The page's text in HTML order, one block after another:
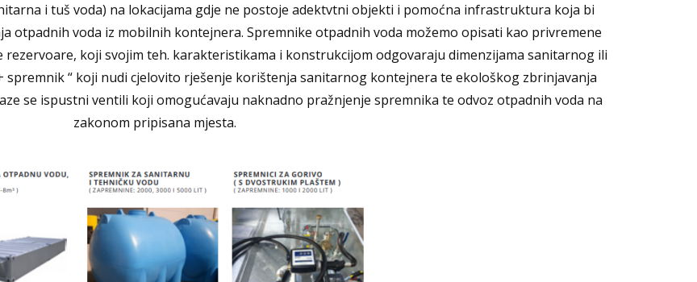
i tuš voda) na lokacijama gdje ne postoje adektvtni objekti i pomoćna infrastruktura koja bi
otpadnih voda iz mobilnih kontejnera. Spremnike otpadnih voda možemo opisati kao privremene
koji svojim teh. karakteristikama i konstrukcijom odgovaraju dimenzijama sanitarnog ili
“ koji nudi cjelovito rješenje korištenja sanitarnog kontejnera te ekološkog zbrinjavanja
se ispustni ventili koji omogućavaju naknadno pražnjenje spremnika te odvoz otpadnih voda na
zakonom pripisana mjesta.